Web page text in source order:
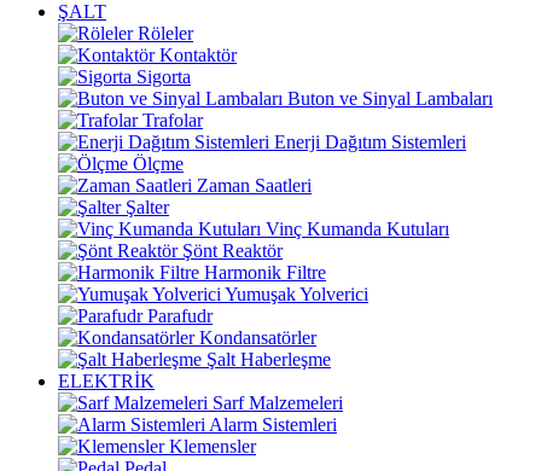
ŞALT
Röleler
Kontaktör
Sigorta
Buton ve Sinyal Lambaları
Trafolar
Enerji Dağıtım Sistemleri
Ölçme
Zaman Saatleri
Şalter
Vinç Kumanda Kutuları
Şönt Reaktör
Harmonik Filtre
Yumuşak Yolverici
Parafudr
Kondansatörler
Şalt Haberleşme
ELEKTRİK
Sarf Malzemeleri
Alarm Sistemleri
Klemensler